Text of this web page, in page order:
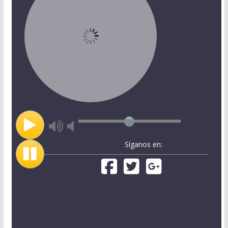
Síganos en: